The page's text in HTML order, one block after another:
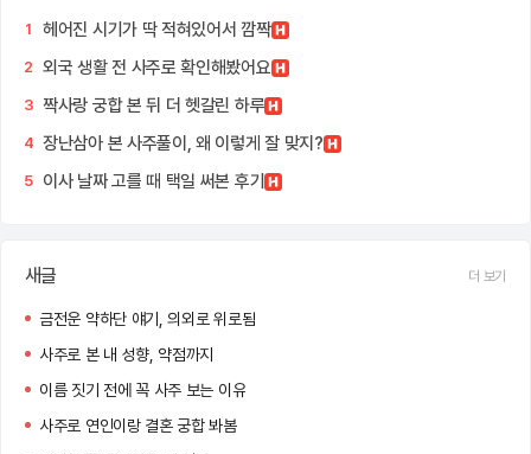
1 헤어진 시기가 딱 적혀있어서 깜짝
2 외국 생활 전 사주로 확인해봤어요
3 짝사랑 궁합 본 뒤 더 헷갈린 하루
4 장난삼아 본 사주풀이, 왜 이렇게 잘 맞지?
5 이사 날짜 고를 때 택일 써본 후기
새글 더 보기
금전운 약하단 얘기, 의외로 위로됨
사주로 본 내 성향, 약점까지
이름 짓기 전에 꼭 사주 보는 이유
사주로 연인이랑 결혼 궁합 봐봄